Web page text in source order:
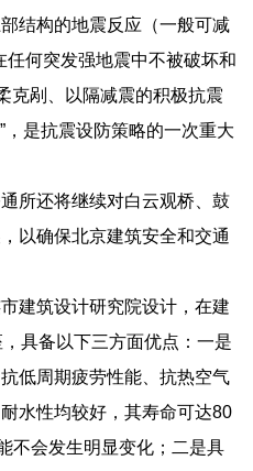
结构的地震反应（一般可减
何突发强地震中不被破坏和
克剐、以隔减震的积极抗震
，是抗震设防策略的一次重大
所还将继续对白云观桥、鼓
以确保北京建筑安全和交通
建筑设计研究院设计，在建
具备以下三方面优点：一是
低周期疲劳性能、抗热空气
水性均较好，其寿命可达80
不会发生明显变化；二是具